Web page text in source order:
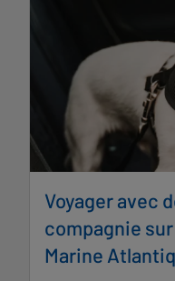
Voyager avec
compagnie
Marine